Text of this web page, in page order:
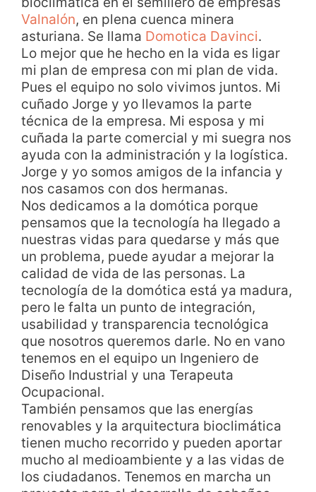
Valnalón, en plena cuenca minera
asturiana. Se llama Domotica Davinci.
Lo mejor que he hecho en la vida es ligar
mi plan de empresa con mi plan de vida.
Pues el equipo no solo vivimos juntos. Mi
cuñado Jorge y yo llevamos la parte
técnica de la empresa. Mi esposa y mi
cuñada la parte comercial y mi suegra nos
ayuda con la administración y la logística.
Jorge y yo somos amigos de la infancia y
nos casamos con dos hermanas.
Nos dedicamos a la domótica porque
pensamos que la tecnología ha llegado a
nuestras vidas para quedarse y más que
un problema, puede ayudar a mejorar la
calidad de vida de las personas. La
tecnología de la domótica está ya madura,
pero le falta un punto de integración,
usabilidad y transparencia tecnológica
que nosotros queremos darle. No en vano
tenemos en el equipo un Ingeniero de
Diseño Industrial y una Terapeuta
Ocupacional.
También pensamos que las energías
renovables y la arquitectura bioclimática
tienen mucho recorrido y pueden aportar
mucho al medioambiente y a las vidas de
los ciudadanos. Tenemos en marcha un